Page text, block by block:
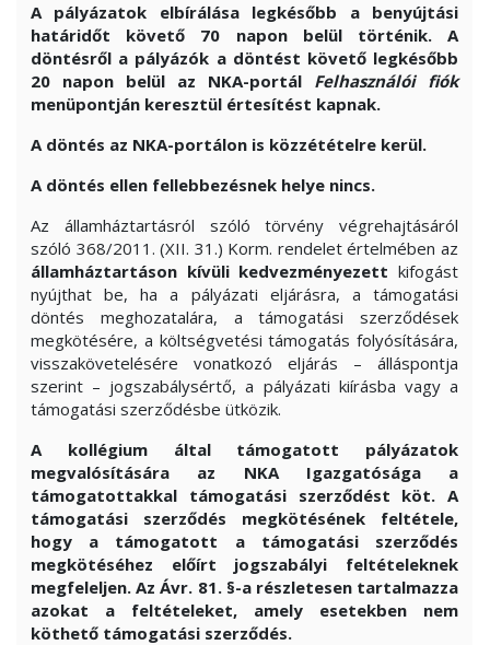
A pályázatok elbírálása legkésőbb a benyújtási
határidőt követő 70 napon belül történik. A
döntésről a pályázók a döntést követő legkésőbb
20 napon belül az NKA-portál Felhasználói fiók
menüpontján keresztül értesítést kapnak.
A döntés az NKA-portálon is közzétételre kerül.
A döntés ellen fellebbezésnek helye nincs.
Az államháztartásról szóló törvény végrehajtásáról
szóló 368/2011. (XII. 31.) Korm. rendelet értelmében az
államháztartáson kívüli kedvezményezett kifogást
nyújthat be, ha a pályázati eljárásra, a támogatási
döntés meghozatalára, a támogatási szerződések
megkötésére, a költségvetési támogatás folyósítására,
visszakövetelésére vonatkozó eljárás – álláspontja
szerint – jogszabálysértő, a pályázati kiírásba vagy a
támogatási szerződésbe ütközik.
A kollégium által támogatott pályázatok
megvalósítására az NKA Igazgatósága a
támogatottakkal támogatási szerződést köt. A
támogatási szerződés megkötésének feltétele,
hogy a támogatott a támogatási szerződés
megkötéséhez előírt jogszabályi feltételeknek
megfeleljen. Az Ávr. 81. §-a részletesen tartalmazza
azokat a feltételeket, amely esetekben nem
köthető támogatási szerződés.